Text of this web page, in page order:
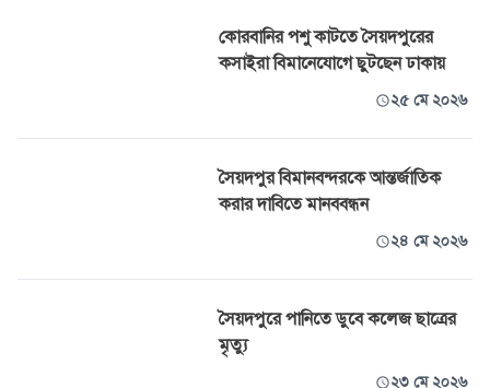
কোরবানির পশু কাটতে সৈয়দপুরের
কসাইরা বিমানেযোগে ছুটছেন ঢাকায়
২৫ মে ২০২৬
সৈয়দপুর বিমানবন্দরকে আন্তর্জাতিক
করার দাবিতে মানববন্ধন
২৪ মে ২০২৬
সৈয়দপুরে পানিতে ডুবে কলেজ ছাত্রের
মৃত্যু
২৩ মে ২০২৬